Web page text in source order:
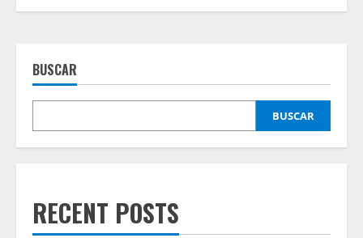
BUSCAR
BUSCAR
RECENT POSTS